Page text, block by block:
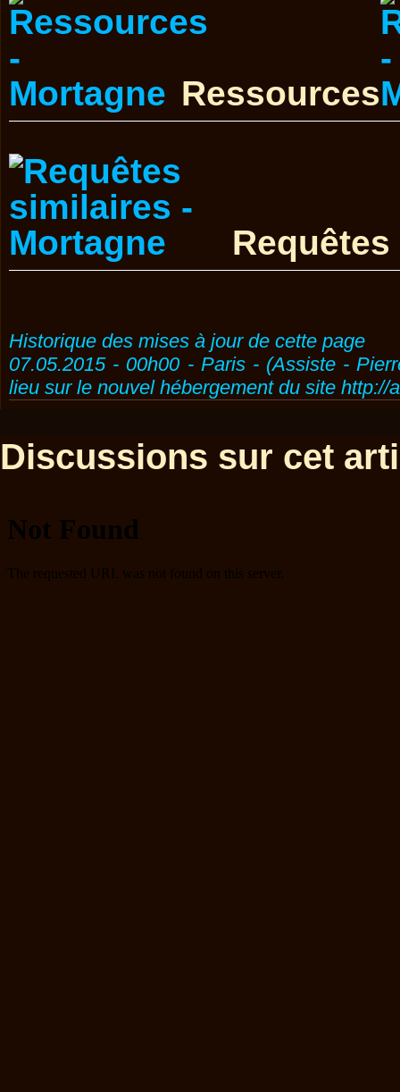
Ressources
Historique des mises à jour de cette page
07.05.2015 - 00h00 - Paris - (Assiste -
lieu sur le nouvel hébergement du site http://
Discussions sur cet